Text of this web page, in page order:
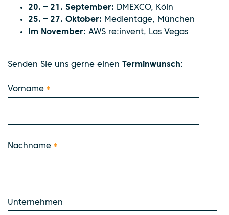
20. – 21. September: DMEXCO, Köln
25. – 27. Oktober: Medientage, München
Im November: AWS re:invent, Las Vegas
Senden Sie uns gerne einen Terminwunsch:
Vorname *
Nachname *
Unternehmen